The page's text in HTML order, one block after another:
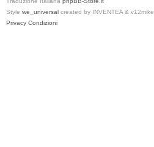
Style we_universal created by INVENTEA & v12mike
Privacy Condizioni